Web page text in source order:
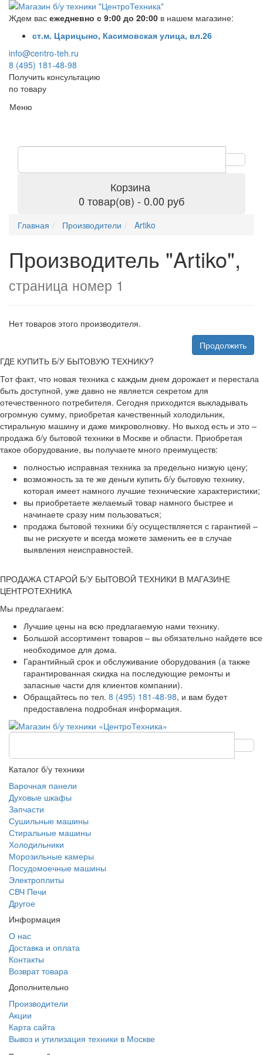
Ждем вас ежедневно с 9:00 до 20:00 в нашем магазине:
ст.м. Царицыно, Касимовская улица, вл.26
info@centro-teh.ru
8 (495) 181-48-98
Получить консультацию
по товару
Меню
Корзина
0 товар(ов) - 0.00 руб
Главная Производители Artiko
Производитель "Artiko",
страница номер 1
Нет товаров этого производителя.
Продолжить
ГДЕ КУПИТЬ Б/У БЫТОВУЮ ТЕХНИКУ?
Тот факт, что новая техника с каждым днем дорожает и перестала
быть доступной, уже давно не является секретом для
отечественного потребителя. Сегодня приходится выкладывать
огромную сумму, приобретая качественный холодильник,
стиральную машину и даже микроволновку. Но выход есть и это –
продажа б/у бытовой техники в Москве и области. Приобретая
такое оборудование, вы получаете много преимуществ:
полностью исправная техника за предельно низкую цену;
возможность за те же деньги купить б/у бытовую технику,
которая имеет намного лучшие технические характеристики;
вы приобретаете желаемый товар намного быстрее и
начинаете сразу ним пользоваться;
продажа бытовой техники б/у осуществляется с гарантией –
вы не рискуете и всегда можете заменить ее в случае
выявления неисправностей.
ПРОДАЖА СТАРОЙ Б/У БЫТОВОЙ ТЕХНИКИ В МАГАЗИНЕ
ЦЕНТРОТЕХНИКА
Мы предлагаем:
Лучшие цены на всю предлагаемую нами технику.
Большой ассортимент товаров – вы обязательно найдете все
необходимое для дома.
Гарантийный срок и обслуживание оборудования (а также
гарантированная скидка на последующие ремонты и
запасные части для клиентов компании).
Обращайтесь по тел. 8 (495) 181-48-98, и вам будет
предоставлена подробная информация.
Каталог б/у техники
Варочная панели
Духовые шкафы
Запчасти
Сушильные машины
Стиральные машины
Холодильники
Морозильные камеры
Посудомоечные машины
Электроплиты
СВЧ Печи
Другое
Информация
О нас
Доставка и оплата
Контакты
Возврат товара
Дополнительно
Производители
Акции
Карта сайта
Вывоз и утилизация техники в Москве